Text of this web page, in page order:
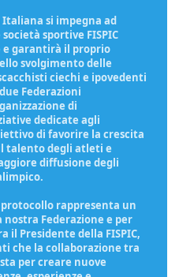
Italiana si impegna ad
sportive FISPIC
e garantirà il proprio
svolgimento delle
ciechi e ipovedenti
Federazioni
di
dedicate agli
di favorire la crescita
talento degli atleti e
diffusione degli
rappresenta un
Federazione e per
Presidente della FISPIC,
che la collaborazione tra
per creare nuove